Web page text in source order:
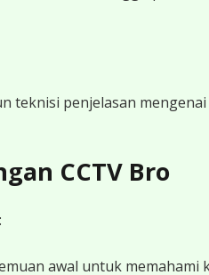
teknisi penjelasan
CCTV Bro
awal untuk memahami